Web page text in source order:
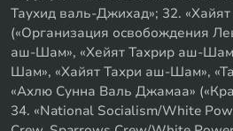
Таухид валь-Джихад»; 32.
(«Организация освобождения
аш-Шам», «Хейят Тахрир аш-
Шам», «Хайят Тахри аш-Шам»,
«Ахлю Сунна Валь Джамаа»
34. «National Socialism/White